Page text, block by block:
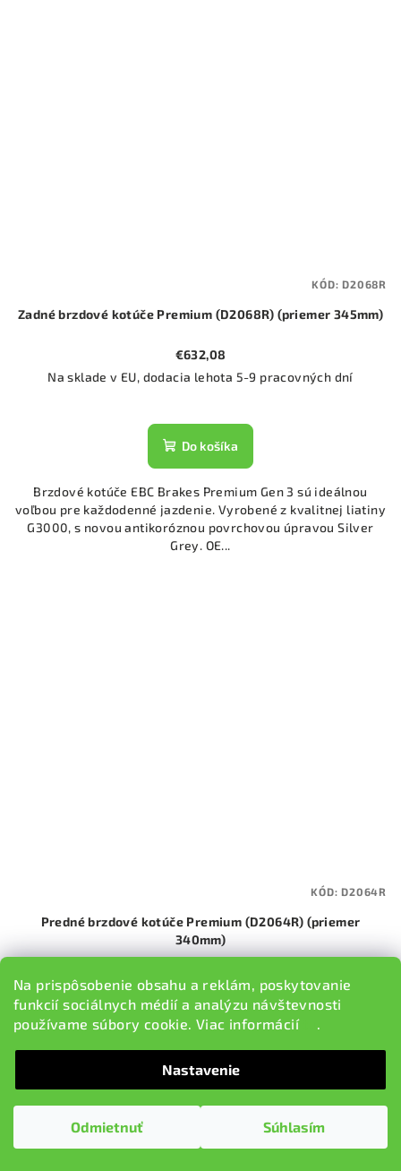
Na prispôsobenie obsahu a reklám, poskytovanie
funkcií sociálnych médií a analýzu návštevnosti
používame súbory cookie. Viac informácií
.
Nastavenie
Odmietnuť Súhlasím
Zadné brzdové kotúče Premium (D2068R) (priemer 345mm)
€632,08
Na sklade v EU, dodacia lehota 5-9 pracovných dní
Do košíka
Brzdové kotúče EBC Brakes Premium Gen 3 sú ideálnou
voľbou pre každodenné jazdenie. Vyrobené z kvalitnej liatiny
G3000, s novou antikoróznou povrchovou úpravou Silver
Grey. OE...
KÓD:D2068R
Predné brzdové kotúče Premium (D2064R) (priemer
340mm)
€650,15
Na sklade v EU, dodacia lehota 5-9 pracovných dní
Do košíka
voľbou pre každodenné jazdenie. Vyrobené z kvalitnej liatiny
G3000, s novou antikoróznou povrchovou úpravou Silver
Grey. OE...
KÓD:D2064R